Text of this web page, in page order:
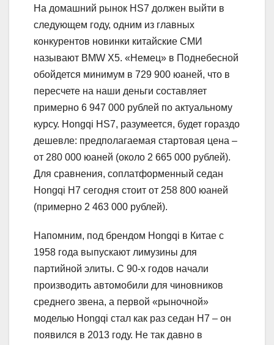
На домашний рынок HS7 должен выйти в
следующем году, одним из главных
конкурентов новинки китайские СМИ
называют BMW X5. «Немец» в Поднебесной
обойдется минимум в 729 900 юаней, что в
пересчете на наши деньги составляет
примерно 6 947 000 рублей по актуальному
курсу. Hongqi HS7, разумеется, будет гораздо
дешевле: предполагаемая стартовая цена –
от 280 000 юаней (около 2 665 000 рублей).
Для сравнения, соплатформенный седан
Hongqi H7 сегодня стоит от 258 800 юаней
(примерно 2 463 000 рублей).
Напомним, под брендом Hongqi в Китае с
1958 года выпускают лимузины для
партийной элиты. С 90-х годов начали
производить автомобили для чиновников
среднего звена, а первой «рыночной»
моделью Hongqi стал как раз седан H7 – он
появился в 2013 году. Не так давно в